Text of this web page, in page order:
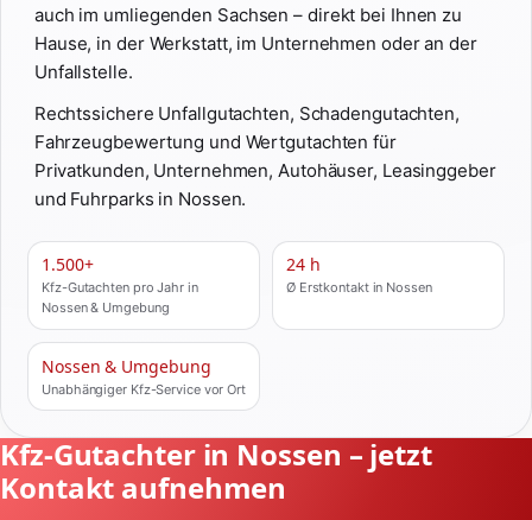
auch im umliegenden Sachsen – direkt bei Ihnen zu
Hause, in der Werkstatt, im Unternehmen oder an der
Unfallstelle.
Rechtssichere Unfallgutachten, Schadengutachten,
Fahrzeugbewertung und Wertgutachten für
Privatkunden, Unternehmen, Autohäuser, Leasinggeber
und Fuhrparks in Nossen.
1.500+
Kfz-Gutachten pro Jahr in
Nossen & Umgebung
24 h
Ø Erstkontakt in Nossen
Nossen & Umgebung
Unabhängiger Kfz-Service vor Ort
Kfz-Gutachter in Nossen – jetzt
Kontakt aufnehmen